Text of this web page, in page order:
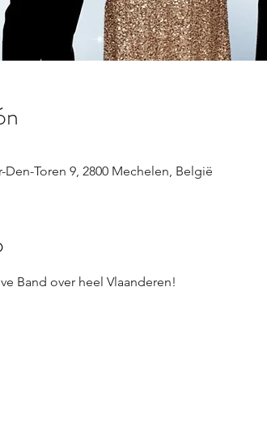
Toren 9, 2800 Mechelen, België
Band over heel Vlaanderen!